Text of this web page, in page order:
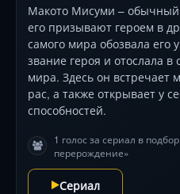
Макото Мисуми – обычный
его призывают героем в
самого мира обозвала его
звание героя и отослала в
мира. Здесь он встречает
рас, а также открывает у
способностей.
1 голос за сериал в
перерождение»
Сериал